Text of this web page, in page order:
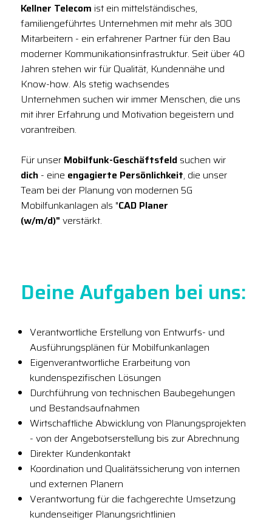
Kellner Telecom ist ein mittelständisches,
familiengeführtes Unternehmen mit mehr als 300
Mitarbeitern - ein erfahrener Partner für den Bau
moderner Kommunikationsinfrastruktur. Seit über 40
Jahren stehen wir für Qualität, Kundennähe und
Know-how. Als stetig wachsendes
Unternehmen suchen wir immer Menschen, die uns
mit ihrer Erfahrung und Motivation begeistern und
vorantreiben.
Für unser Mobilfunk-Geschäftsfeld suchen wir
dich - eine engagierte Persönlichkeit, die unser
Team bei der Planung von modernen 5G
Mobilfunkanlagen als "CAD Planer
(w/m/d)" verstärkt.
Deine Aufgaben bei uns:
Verantwortliche Erstellung von Entwurfs- und
Ausführungsplänen für Mobilfunkanlagen
Eigenverantwortliche Erarbeitung von
kundenspezifischen Lösungen
Durchführung von technischen Baubegehungen
und Bestandsaufnahmen
Wirtschaftliche Abwicklung von Planungsprojekten
- von der Angebotserstellung bis zur Abrechnung
Direkter Kundenkontakt
Koordination und Qualitätssicherung von internen
und externen Planern
Verantwortung für die fachgerechte Umsetzung
kundenseitiger Planungsrichtlinien